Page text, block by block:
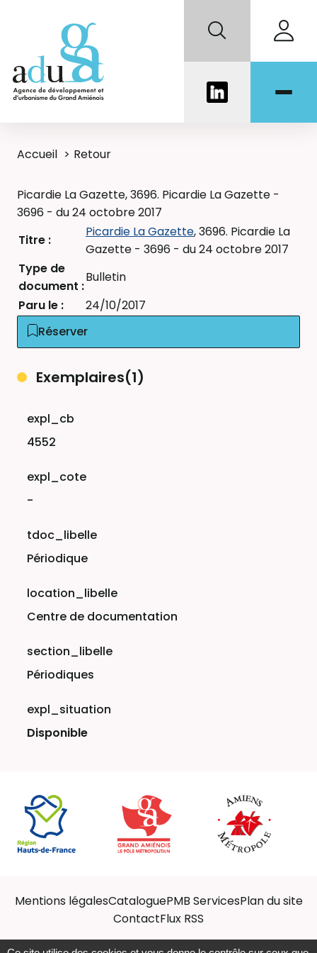
Accueil Retour
Picardie La Gazette, 3696. Picardie La Gazette -
3696 - du 24 octobre 2017
Titre :
Picardie La Gazette, 3696. Picardie La
Gazette - 3696 - du 24 octobre 2017
Type de
document :
Bulletin
Paru le :
24/10/2017
Réserver
Exemplaires(1)
4552
-
Périodique
Centre de documentation
Périodiques
Disponible
Mentions légalesCataloguePMB ServicesPlan du site
ContactFlux RSS